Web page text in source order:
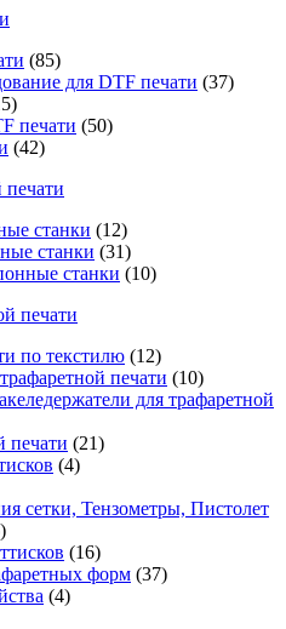
(85)
для DTF печати (37)
печати (50)
(42)
станки (12)
станки (31)
станки (10)
печати
по текстилю (12)
печати (10)
для трафаретной
печати (21)
(4)
сетки, Тензометры, Пистолет
(16)
форм (37)
(4)